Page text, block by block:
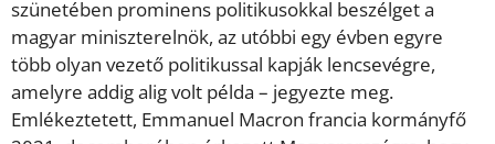
szünetében prominens politikusokkal beszélget a
magyar miniszterelnök, az utóbbi egy évben egyre
több olyan vezető politikussal kapják lencsevégre,
amelyre addig alig volt példa – jegyezte meg.
Emlékeztetett, Emmanuel Macron francia kormányfő